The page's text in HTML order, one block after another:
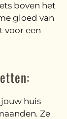
boven het
gloed van
voor een
huis
Ze